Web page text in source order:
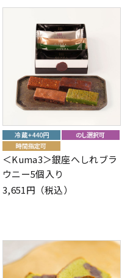
＜Kuma3＞銀座へしれブラ
ウニー5個入り
3,651円（税込）